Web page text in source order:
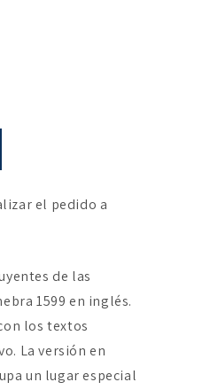
el pedido a
de las
1599 en inglés.
los textos
La versión en
un lugar especial